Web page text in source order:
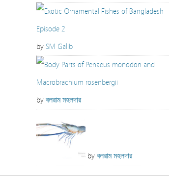
by SM Galib
by বলরাম মহলদার
by বলরাম মহলদার